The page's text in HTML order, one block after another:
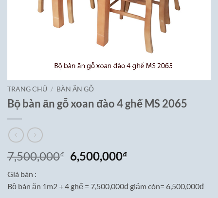
TRANG CHỦ / BÀN ĂN GỖ
Bộ bàn ăn gỗ xoan đào 4 ghế MS 2065
7,500,000₫
Giá
gốc
7,500,000₫.
6,500,000₫Giá
là:
Giá bán :
Bộ bàn ăn 1m2 + 4 ghế = 7,500,000đ giảm còn= 6,500,000đ